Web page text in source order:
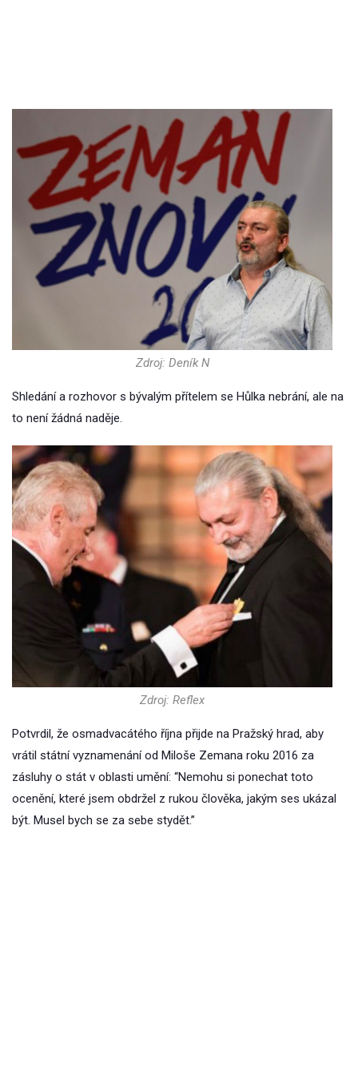
Zdroj: Deník N
Shledání a rozhovor s bývalým přítelem se Hůlka nebrání, ale na
to není žádná naděje.
Zdroj: Reflex
Potvrdil, že osmadvacátého října přijde na Pražský hrad, aby
vrátil státní vyznamenání od Miloše Zemana roku 2016 za
zásluhy o stát v oblasti umění: “Nemohu si ponechat toto
ocenění, které jsem obdržel z rukou člověka, jakým ses ukázal
být. Musel bych se za sebe stydět.”